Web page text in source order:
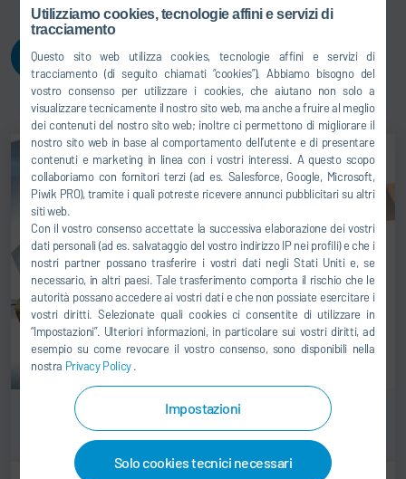
Utilizziamo cookies, tecnologie affini e servizi di
tracciamento
Questo sito web utilizza cookies, tecnologie affini e servizi di
tracciamento (di seguito chiamati “cookies”). Abbiamo bisogno del
vostro consenso per utilizzare i cookies, che aiutano non solo a
visualizzare tecnicamente il nostro sito web, ma anche a fruire al meglio
dei contenuti del nostro sito web; inoltre ci permettono di migliorare il
nostro sito web in base al comportamento dell’utente e di presentare
contenuti e marketing in linea con i vostri interessi. A questo scopo
collaboriamo con fornitori terzi (ad es. Salesforce, Google, Microsoft,
Piwik PRO), tramite i quali potreste ricevere annunci pubblicitari su altri
siti web.
Con il vostro consenso accettate la successiva elaborazione dei vostri
dati personali (ad es. salvataggio del vostro indirizzo IP nei profili) e che i
nostri partner possano trasferire i vostri dati negli Stati Uniti e, se
necessario, in altri paesi. Tale trasferimento comporta il rischio che le
autorità possano accedere ai vostri dati e che non possiate esercitare i
vostri diritti. Selezionate quali cookies ci consentite di utilizzare in
“Impostazioni”. Ulteriori informazioni, in particolare sui vostri diritti, ad
esempio su come revocare il vostro consenso, sono disponibili nella
nostra Privacy Policy.
Impostazioni
Solo cookies tecnici necessari
RICHIEDERE UN PREVENTIVO
Rivestimento a umido